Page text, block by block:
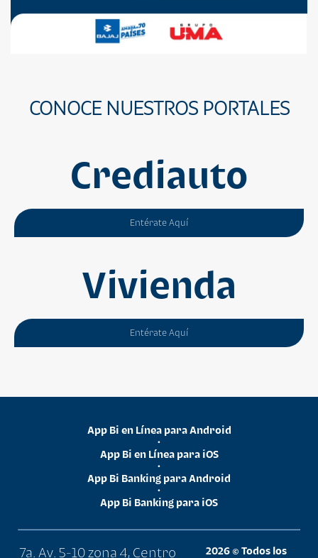
CONOCE NUESTROS PORTALES
Crediauto
Entérate Aquí
Vivienda
Entérate Aquí
App Bi en Línea para Android
•
App Bi en Línea para iOS
•
App Bi Banking para Android
•
App Bi Banking para iOS
7a. Av. 5-10 zona 4, Centro
2026 © Todos los